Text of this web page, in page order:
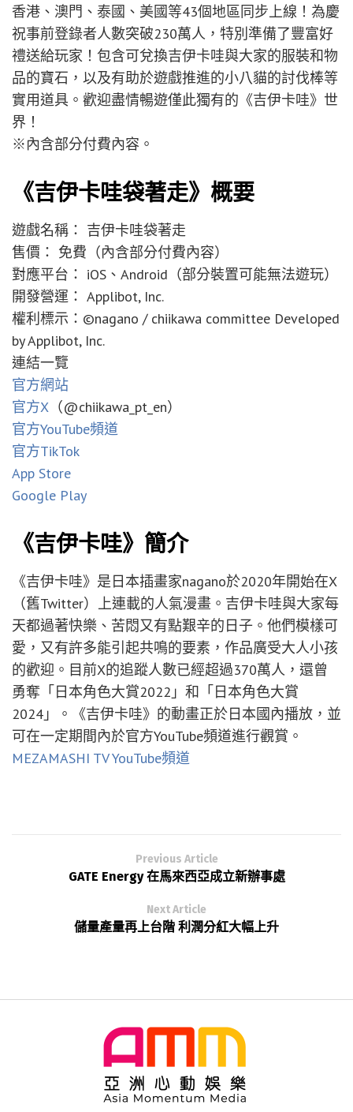
香港、澳門、泰國、美國等43個地區同步上線！為慶
祝事前登錄者人數突破230萬人，特別準備了豐富好
禮送給玩家！包含可兌換吉伊卡哇與大家的服裝和物
品的寶石，以及有助於遊戲推進的小八貓的討伐棒等
實用道具。歡迎盡情暢遊僅此獨有的《吉伊卡哇》世
界！
※內含部分付費內容。
《吉伊卡哇袋著走》概要
遊戲名稱： 吉伊卡哇袋著走
售價： 免費（內含部分付費內容）
對應平台： iOS、Android（部分裝置可能無法遊玩）
開發營運： Applibot, Inc.
權利標示：©nagano / chiikawa committee Developed
by Applibot, Inc.
連結一覽
官方網站
官方X （@chiikawa_pt_en）
官方YouTube頻道
官方TikTok
App Store
Google Play
《吉伊卡哇》簡介
《吉伊卡哇》是日本插畫家nagano於2020年開始在X
（舊Twitter）上連載的人氣漫畫。吉伊卡哇與大家每
天都過著快樂、苦悶又有點艱辛的日子。他們模樣可
愛，又有許多能引起共鳴的要素，作品廣受大人小孩
的歡迎。目前X的追蹤人數已經超過370萬人，還曾
勇奪「日本角色大賞2022」和「日本角色大賞
2024」。《吉伊卡哇》的動畫正於日本國內播放，並
可在一定期間內於官方YouTube頻道進行觀賞。
MEZAMASHI TV YouTube頻道
Previous Article
GATE Energy 在馬來西亞成立新辦事處
Next Article
儲量產量再上台階 利潤分紅大幅上升